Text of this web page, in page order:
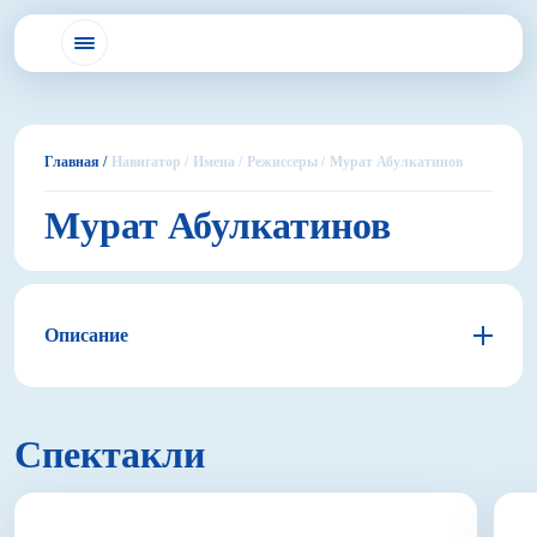
Главная / Навигатор / Имена / Режиссеры / Мурат Абулкатинов
Мурат Абулкатинов
Описание
Получив опыт работы актером театра кукол,
Спектакли